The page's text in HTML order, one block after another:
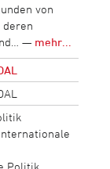
von
deren
— mehr...
Politik